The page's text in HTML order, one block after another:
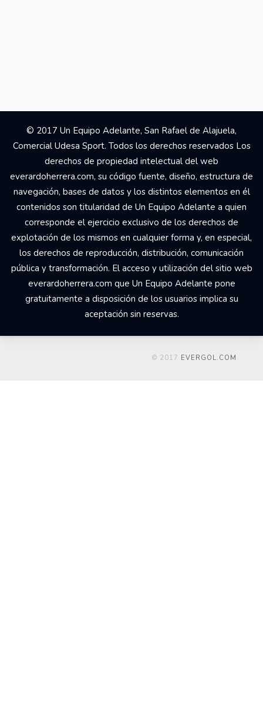
© 2017 Un Equipo Adelante, San Rafael de Alajuela,
Comercial Udesa Sport. Todos los derechos reservados Los
derechos de propiedad intelectual del web
everardoherrera.com, su código fuente, diseño, estructura de
navegación, bases de datos y los distintos elementos en él
contenidos son titularidad de Un Equipo Adelante a quien
corresponde el ejercicio exclusivo de los derechos de
explotación de los mismos en cualquier forma y, en especial,
los derechos de reproducción, distribución, comunicación
pública y transformación. El acceso y utilización del sitio web
everardoherrera.com que Un Equipo Adelante pone
gratuitamente a disposición de los usuarios implica su
aceptación sin reservas.
© 2017 EVERGOL.COM